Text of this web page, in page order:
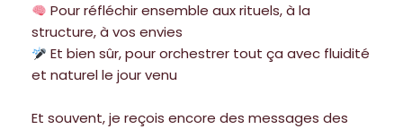
Pour réfléchir ensemble aux rituels, à la
structure, à vos envies
Et bien sûr, pour orchestrer tout ça avec fluidité
et naturel le jour venu
Et souvent, je reçois encore des messages des